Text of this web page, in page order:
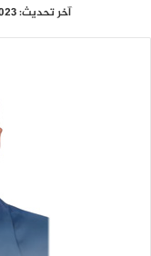
آخر تحديث: 2023-02-12